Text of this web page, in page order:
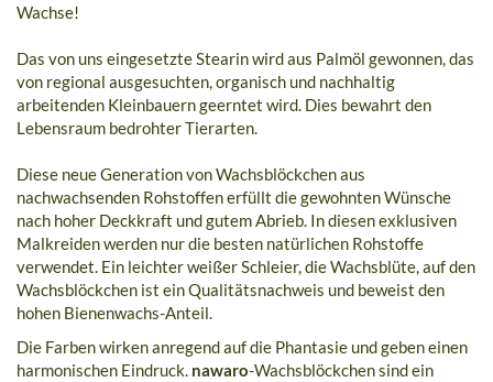
Wachse!
Das von uns eingesetzte Stearin wird aus Palmöl gewonnen, das
von regional ausgesuchten, organisch und nachhaltig
arbeitenden Kleinbauern geerntet wird. Dies bewahrt den
Lebensraum bedrohter Tierarten.
Diese neue Generation von Wachsblöckchen aus
nachwachsenden Rohstoffen erfüllt die gewohnten Wünsche
nach hoher Deckkraft und gutem Abrieb. In diesen exklusiven
Malkreiden werden nur die besten natürlichen Rohstoffe
verwendet. Ein leichter weißer Schleier, die Wachsblüte, auf den
Wachsblöckchen ist ein Qualitätsnachweis und beweist den
hohen Bienenwachs-Anteil.
Die Farben wirken anregend auf die Phantasie und geben einen
harmonischen Eindruck. nawaro-Wachsblöckchen sind ein